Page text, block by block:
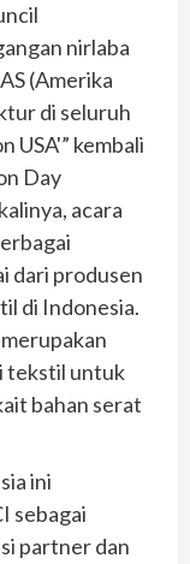
nirlaba
(Amerika
di seluruh
USA'” kembali
Day
acara
dari produsen
di Indonesia.
tekstil untuk
bahan serat
ini
sebagai
partner dan